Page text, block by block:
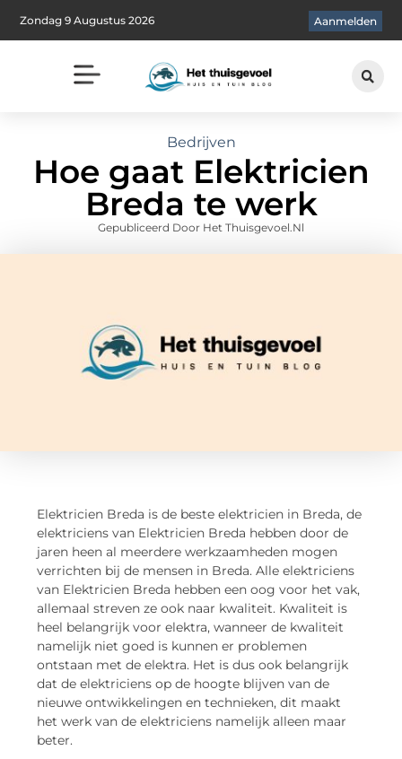
Zondag 9 Augustus 2026 Aanmelden
Bedrijven
Hoe gaat Elektricien
Breda te werk
Gepubliceerd Door Het Thuisgevoel.nl
Elektricien Breda is de beste elektricien in Breda, de
elektriciens van Elektricien Breda hebben door de
jaren heen al meerdere werkzaamheden mogen
verrichten bij de mensen in Breda. Alle elektriciens
van Elektricien Breda hebben een oog voor het vak,
allemaal streven ze ook naar kwaliteit. Kwaliteit is
heel belangrijk voor elektra, wanneer de kwaliteit
namelijk niet goed is kunnen er problemen
ontstaan met de elektra. Het is dus ook belangrijk
dat de elektriciens op de hoogte blijven van de
nieuwe ontwikkelingen en technieken, dit maakt
het werk van de elektriciens namelijk alleen maar
beter.